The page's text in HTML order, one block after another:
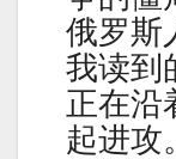
俄罗斯
我读到
正在沿
起进攻